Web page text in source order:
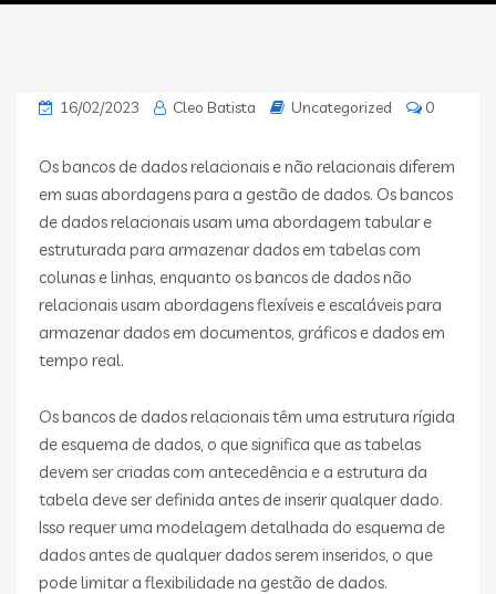
16/02/2023 Cleo Batista Uncategorized 0
Os bancos de dados relacionais e não relacionais diferem
em suas abordagens para a gestão de dados. Os bancos
de dados relacionais usam uma abordagem tabular e
estruturada para armazenar dados em tabelas com
colunas e linhas, enquanto os bancos de dados não
relacionais usam abordagens flexíveis e escaláveis para
armazenar dados em documentos, gráficos e dados em
tempo real.
Os bancos de dados relacionais têm uma estrutura rígida
de esquema de dados, o que significa que as tabelas
devem ser criadas com antecedência e a estrutura da
tabela deve ser definida antes de inserir qualquer dado.
Isso requer uma modelagem detalhada do esquema de
dados antes de qualquer dados serem inseridos, o que
pode limitar a flexibilidade na gestão de dados.